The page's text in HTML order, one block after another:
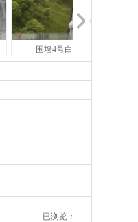
围墙4号白天监控
已浏览：